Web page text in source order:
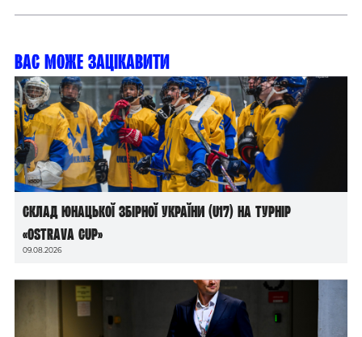
Вас може зацікавити
Склад юнацької збірної України (U17) на турнір
«Ostrava Cup»
09.08.2026